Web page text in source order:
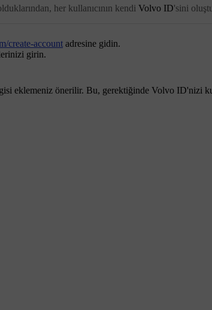
her kullanıcının kendi Volvo ID'sini
create-account adresine gidin.
girin.
eklemeniz önerilir. Bu, gerektiğinde Volvo ID'nizi